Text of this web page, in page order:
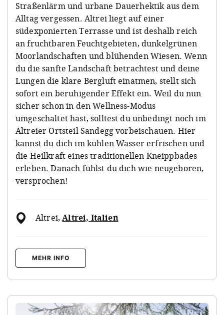
Straßenlärm und urbane Dauerhektik aus dem
Alltag vergessen. Altrei liegt auf einer
südexponierten Terrasse und ist deshalb reich
an fruchtbaren Feuchtgebieten, dunkelgrünen
Moorlandschaften und blühenden Wiesen. Wenn
du die sanfte Landschaft betrachtest und deine
Lungen die klare Bergluft einatmen, stellt sich
sofort ein beruhigender Effekt ein. Weil du nun
sicher schon in den Wellness-Modus
umgeschaltet hast, solltest du unbedingt noch im
Altreier Ortsteil Sandegg vorbeischauen. Hier
kannst du dich im kühlen Wasser erfrischen und
die Heilkraft eines traditionellen Kneippbades
erleben. Danach fühlst du dich wie neugeboren,
versprochen!
Altrei,Altrei, Italien
MEHR INFO